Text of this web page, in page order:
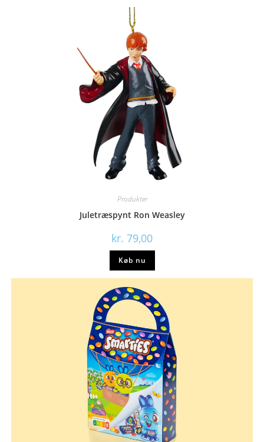
Produkter
Juletræspynt Ron Weasley
kr. 79,00
Køb nu